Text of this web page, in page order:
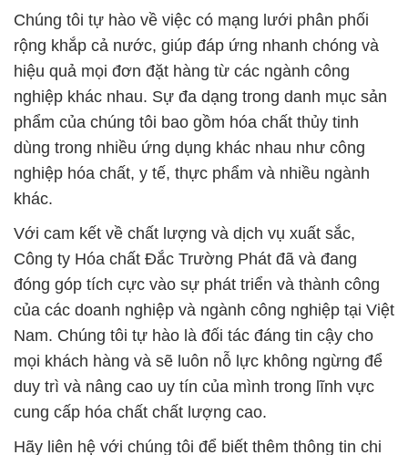
phẩm của chúng tôi bao gồm hóa chất thủy tinh
dùng trong nhiều ứng dụng khác nhau như công
nghiệp hóa chất, y tế, thực phẩm và nhiều ngành
khác.
Với cam kết về chất lượng và dịch vụ xuất sắc,
Công ty Hóa chất Đắc Trường Phát đã và đang
đóng góp tích cực vào sự phát triển và thành công
của các doanh nghiệp và ngành công nghiệp tại Việt
Nam. Chúng tôi tự hào là đối tác đáng tin cậy cho
mọi khách hàng và sẽ luôn nỗ lực không ngừng để
duy trì và nâng cao uy tín của mình trong lĩnh vực
cung cấp hóa chất chất lượng cao.
Hãy liên hệ với chúng tôi để biết thêm thông tin chi
tiết về các sản phẩm và dịch vụ của Công ty Hóa
chất Đắc Trường Phát. Chúng tôi sẽ luôn sẵn sàng
hỗ trợ bạn và đáp ứng mọi nhu cầu của bạn trong
lĩnh vực hóa chất thủy tinh.